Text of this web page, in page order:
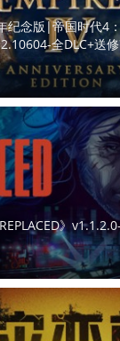
纪念版|帝国时代4
全DLC+送
》